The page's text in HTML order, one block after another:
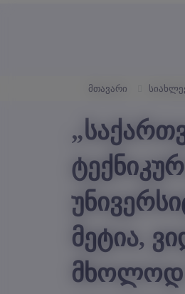
მთავარი
მეტია,
მხოლოდ